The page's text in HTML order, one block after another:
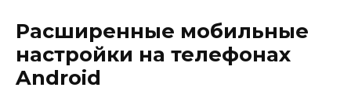
Расширенные мобильные
настройки на телефонах
Android